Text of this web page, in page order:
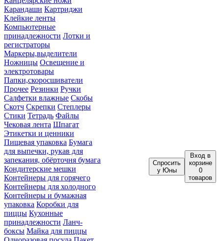
Карандаши Картриджи
Клейкие ленты
Компьютерные
принадлежности Лотки и
регистраторы
Маркеры,выделители
Ножницы Освещение и
электротовары
Папки,скоросшиватели
Прочее Резинки Ручки
Салфетки влажные Скобы
Скотч Скрепки Степлеры
Стики Тетрадь Файлы
Чековая лента Шпагат
Этикетки и ценники
Пищевая упаковка Бумага
для выпечки, рукав для
запекания, обёрточня бумага
Кондитерские мешки
Контейнеры для горячего
Контейнеры для холодного
Контейнеры и бумажная
упаковка Коробки для
пиццы Кухонные
принадлежности Ланч-
боксы Майка для пиццы
Спросить
у Юны
Вход в
корзине
0
товаров